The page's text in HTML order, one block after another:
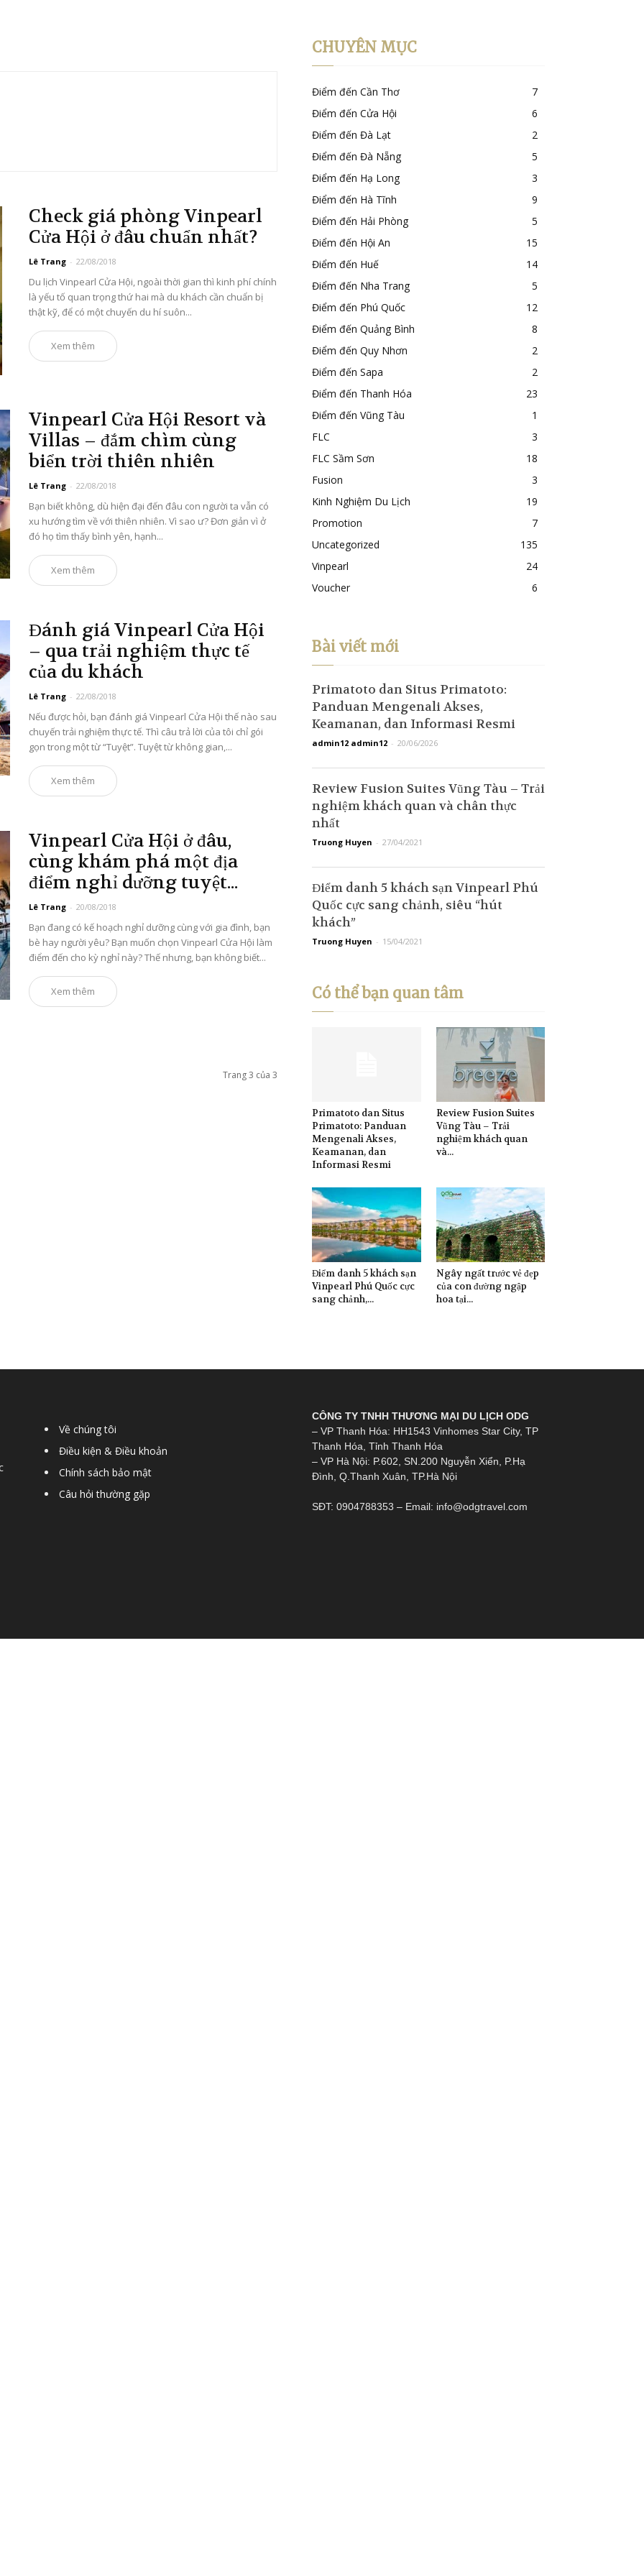
Check giá phòng Vinpearl
Cửa Hội ở đâu chuẩn nhất?
Lê Trang - 22/08/2018
Du lịch Vinpearl Cửa Hội, ngoài thời gian thì kinh phí chính
là yếu tố quan trọng thứ hai mà du khách cần chuẩn bị
thật kỹ, để có một chuyến du hí suôn...
Xem thêm
Vinpearl Cửa Hội Resort và
Villas – đắm chìm cùng
biển trời thiên nhiên
Lê Trang - 22/08/2018
Bạn biết không, dù hiện đại đến đâu con người ta vẫn có
xu hướng tìm về với thiên nhiên. Vì sao ư? Đơn giản vì ở
đó họ tìm thấy bình yên, hạnh...
Xem thêm
Đánh giá Vinpearl Cửa Hội
– qua trải nghiệm thực tế
của du khách
Lê Trang - 22/08/2018
Nếu được hỏi, bạn đánh giá Vinpearl Cửa Hội thế nào sau
chuyến trải nghiệm thực tế. Thì câu trả lời của tôi chỉ gói
gọn trong một từ “Tuyệt”. Tuyệt từ không gian,...
Xem thêm
Vinpearl Cửa Hội ở đâu,
cùng khám phá một địa
điểm nghỉ dưỡng tuyệt...
Lê Trang - 20/08/2018
Bạn đang có kế hoạch nghỉ dưỡng cùng với gia đình, bạn
bè hay người yêu? Bạn muốn chọn Vinpearl Cửa Hội làm
điểm đến cho kỳ nghỉ này? Thế nhưng, bạn không biết...
Xem thêm
Trang 3 của 3
CHUYÊN MỤC
Điểm đến Cần Thơ
7
Điểm đến Cửa Hội
6
Điểm đến Đà Lạt
2
Điểm đến Đà Nẵng
5
Điểm đến Hạ Long
3
Điểm đến Hà Tĩnh
9
Điểm đến Hải Phòng
5
Điểm đến Hội An
15
Điểm đến Huế
14
Điểm đến Nha Trang
5
Điểm đến Phú Quốc
12
Điểm đến Quảng Bình
8
Điểm đến Quy Nhơn
2
Điểm đến Sapa
2
Điểm đến Thanh Hóa
23
Điểm đến Vũng Tàu
1
FLC
3
FLC Sầm Sơn
18
Fusion
3
Kinh Nghiệm Du Lịch
19
Promotion
7
Uncategorized
135
Vinpearl
24
Voucher
6
Bài viết mới
Primatoto dan Situs Primatoto:
Panduan Mengenali Akses,
Keamanan, dan Informasi Resmi
admin12 admin12 - 20/06/2026
Review Fusion Suites Vũng Tàu – Trải
nghiệm khách quan và chân thực
nhất
Truong Huyen - 27/04/2021
Điểm danh 5 khách sạn Vinpearl Phú
Quốc cực sang chảnh, siêu “hút
khách”
Truong Huyen - 15/04/2021
Có thể bạn quan tâm
Primatoto dan Situs
Primatoto: Panduan
Mengenali Akses,
Keamanan, dan
Informasi Resmi
Review Fusion Suites
Vũng Tàu – Trải
nghiệm khách quan
và...
Điểm danh 5 khách sạn
Vinpearl Phú Quốc cực
sang chảnh,...
Ngây ngất trước vẻ đẹp
của con đường ngập
hoa tại...
Về chúng tôi
Điều kiện & Điều khoản
Chính sách bảo mật
Câu hỏi thường gặp
CÔNG TY TNHH THƯƠNG MẠI DU LỊCH ODG
– VP Thanh Hóa: HH1543 Vinhomes Star City, TP
Thanh Hóa, Tỉnh Thanh Hóa
– VP Hà Nội: P.602, SN.200 Nguyễn Xiển, P.Hạ
Đình, Q.Thanh Xuân, TP.Hà Nội
SĐT: 0904788353 – Email: info@odgtravel.com